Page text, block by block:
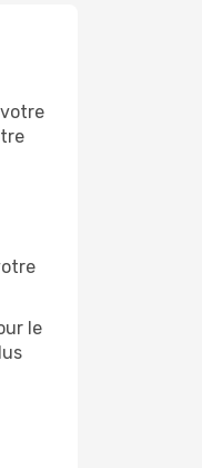
le